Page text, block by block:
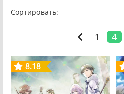
Сортировать:
1 4
8.18